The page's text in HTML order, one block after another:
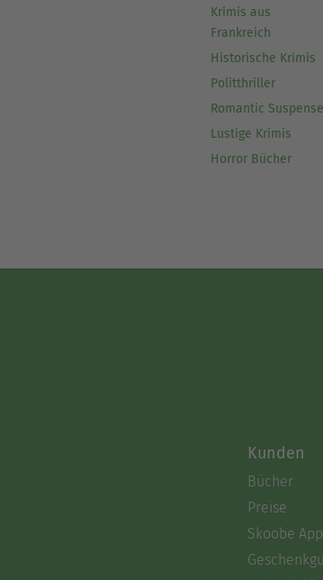
Krimis aus
Frankreich
Historische Krimis
Politthriller
Romantic Suspense
Lustige Krimis
Horror Bücher
Kunden
Bücher
Preise
Skoobe App